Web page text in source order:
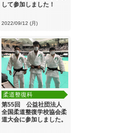
して参加しました！
2022/09/12 (月)
柔道整復科
第55回 公益社団法人
全国柔道整復学校協会柔
道大会に参加しました。